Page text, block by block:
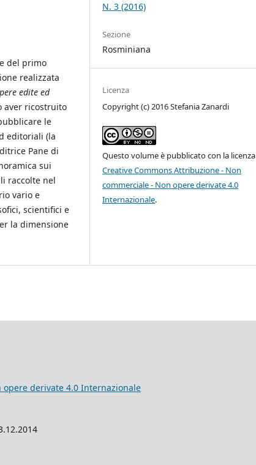
del primo
realizzata
edite ed
aver ricostruito
le
editoriali (la
Pane di
sui
raccolte nel
vario e
scientifici e
la dimensione
N. 3 (2016)
Sezione
Rosminiana
Licenza
Copyright (c) 2016 Stefania Zanardi
Questo volume è pubblicato con la licenza
Creative Commons Attribuzione - Non
commerciale - Non opere derivate 4.0
Internazionale.
opere derivate 4.0 Internazionale